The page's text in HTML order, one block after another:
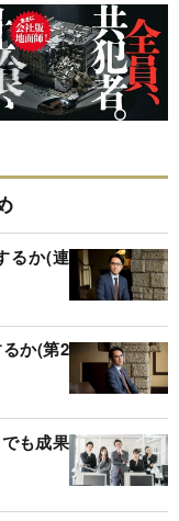
るか(連
か(第2
も成果